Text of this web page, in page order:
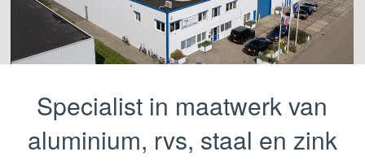
e
00:00
Specialist in maatwerk van
aluminium, rvs, staal en zink